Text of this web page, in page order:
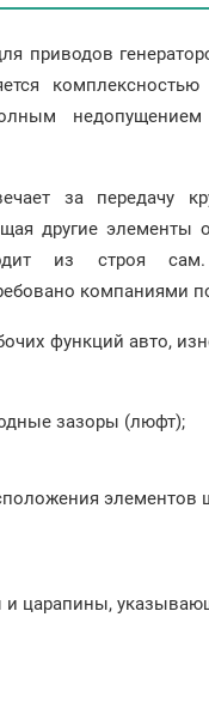
приводов
комплексностью
за передачу
другие элементы
из строя
компаниями
функций авто,
зазоры (люфт);
элементов
и царапины,